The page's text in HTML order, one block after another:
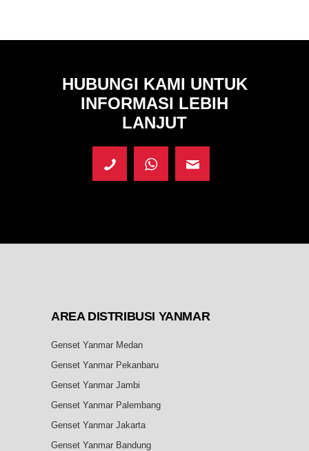
HUBUNGI KAMI UNTUK
INFORMASI LEBIH
LANJUT
AREA DISTRIBUSI YANMAR
Genset Yanmar Medan
Genset Yanmar Pekanbaru
Genset Yanmar Jambi
Genset Yanmar Palembang
Genset Yanmar Jakarta
Genset Yanmar Bandung